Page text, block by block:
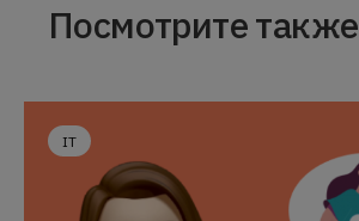
Посмотрите также
IT